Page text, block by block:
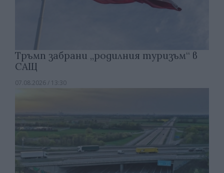
Тръмп забрани „родилния туризъм“ в
САЩ
07.08.2026 / 13:30